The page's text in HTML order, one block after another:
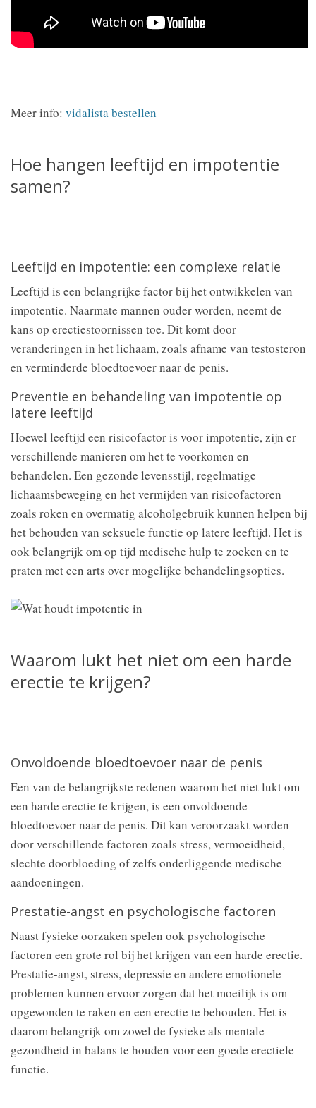
Meer info: vidalista bestellen
Hoe hangen leeftijd en impotentie
samen?
Leeftijd en impotentie: een complexe relatie
Leeftijd is een belangrijke factor bij het ontwikkelen van
impotentie. Naarmate mannen ouder worden, neemt de
kans op erectiestoornissen toe. Dit komt door
veranderingen in het lichaam, zoals afname van testosteron
en verminderde bloedtoevoer naar de penis.
Preventie en behandeling van impotentie op
latere leeftijd
Hoewel leeftijd een risicofactor is voor impotentie, zijn er
verschillende manieren om het te voorkomen en
behandelen. Een gezonde levensstijl, regelmatige
lichaamsbeweging en het vermijden van risicofactoren
zoals roken en overmatig alcoholgebruik kunnen helpen bij
het behouden van seksuele functie op latere leeftijd. Het is
ook belangrijk om op tijd medische hulp te zoeken en te
praten met een arts over mogelijke behandelingsopties.
Waarom lukt het niet om een harde
erectie te krijgen?
Onvoldoende bloedtoevoer naar de penis
Een van de belangrijkste redenen waarom het niet lukt om
een harde erectie te krijgen, is een onvoldoende
bloedtoevoer naar de penis. Dit kan veroorzaakt worden
door verschillende factoren zoals stress, vermoeidheid,
slechte doorbloeding of zelfs onderliggende medische
aandoeningen.
Prestatie-angst en psychologische factoren
Naast fysieke oorzaken spelen ook psychologische
factoren een grote rol bij het krijgen van een harde erectie.
Prestatie-angst, stress, depressie en andere emotionele
problemen kunnen ervoor zorgen dat het moeilijk is om
opgewonden te raken en een erectie te behouden. Het is
daarom belangrijk om zowel de fysieke als mentale
gezondheid in balans te houden voor een goede erectiele
functie.